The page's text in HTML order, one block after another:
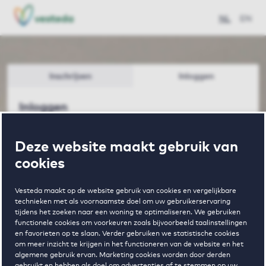
Deze website maakt gebruik van
cookies
Vesteda maakt op de website gebruik van cookies en vergelijkbare
technieken met als voornaamste doel om uw gebruikerservaring
tijdens het zoeken naar een woning te optimaliseren. We gebruiken
functionele cookies om voorkeuren zoals bijvoorbeeld taalinstellingen
en favorieten op te slaan. Verder gebruiken we statistische cookies
om meer inzicht te krijgen in het functioneren van de website en het
algemene gebruik ervan. Marketing cookies worden door derden
NL EN
Inschrijven Inloggen
Inloggen
huurcontract? Ga dan naar het vernieuwde
klantportaal
E-mailadres